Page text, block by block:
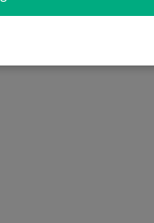
de la noche (horario